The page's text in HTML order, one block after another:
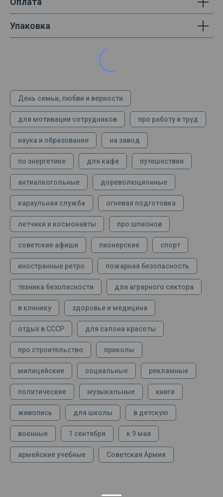
Упаковка
День семьи, любви и верности
для мотивации сотрудников про работу и труд
наука и образование на завод
по энергетике для кафе путешествия
антиалкогольные дореволюционные
караульная служба огневая подготовка
летчики и космонавты про шпионов
советские афиши пионерские спорт
иностранные ретро пожарная безопасность
техника безопасности для аграрного сектора
в клинику здоровье и медицина
отдых в СССР для салона красоты
про строительство приколы
милицейские социальные рекламные
политические музыкальные книги
живопись для школы в детскую
военные 1 сентября к 9 мая
армейские учебные Советская Армия